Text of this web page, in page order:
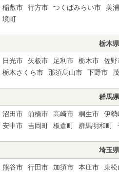
稲敷市
行方市 つくばみらい市 美
境町
栃木県
日光市 矢板市 足利市 栃木市 佐野
栃木さくら市
那須烏山市 下野市
群馬県
沼田市 前橋市 高崎市 桐生市 伊勢
安中市
吉岡町 板倉町 群馬明和町
埼玉県
熊谷市 行田市 加須市 本庄市 東松